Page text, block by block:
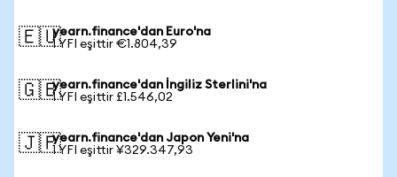
🇪🇺yearn.finance'dan Euro'na
1 YFI eşittir €1.804,39
🇬🇧yearn.finance'dan İngiliz Sterlini'na
1 YFI eşittir £1.546,02
🇯🇵yearn.finance'dan Japon Yeni'na
1 YFI eşittir ¥329.347,93